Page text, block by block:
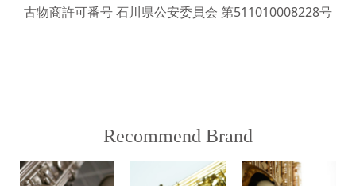
古物商許可番号 石川県公安委員会 第511010008228号
Recommend Brand